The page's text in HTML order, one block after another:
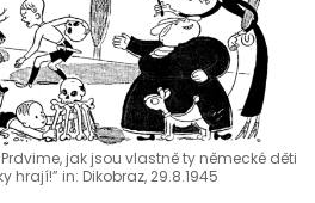
jak jsou vlastně ty německé děti
hrají!” in: Dikobraz, 29.8.1945